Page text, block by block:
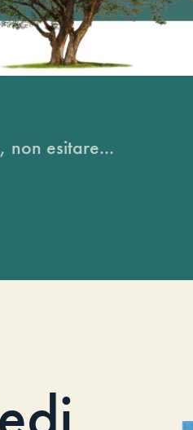
non esitare...